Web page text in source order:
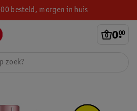
besteld, morgen in huis
0.
00